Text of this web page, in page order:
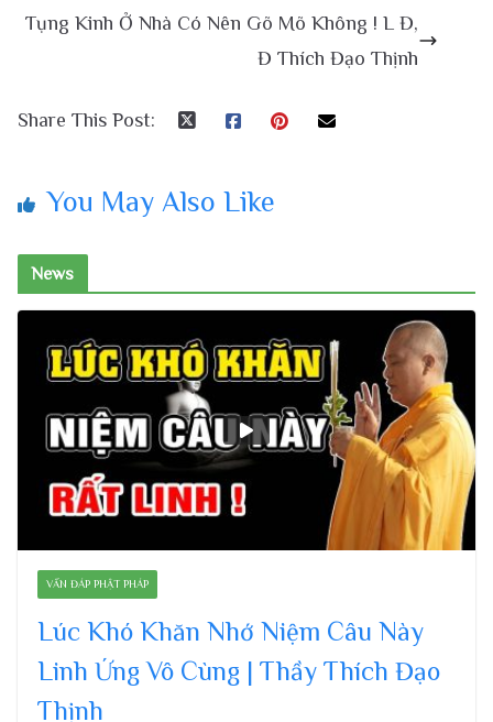
Tụng Kinh Ở Nhà Có Nên Gõ Mõ Không ! L Đ,
Đ Thích Đạo Thịnh
Share This Post:
You May Also Like
News
VẤN ĐÁP PHẬT PHÁP
Lúc Khó Khăn Nhớ Niệm Câu Này
Linh Ứng Vô Cùng | Thầy Thích Đạo
Thịnh